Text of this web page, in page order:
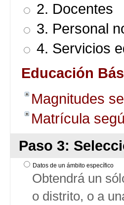
2. Docentes
3. Personal
4. Servicios
Educación
Magnitudes
Matrícula
Paso 3:
Datos de un ámbito específico
Obtendrá un
o distrito, o a